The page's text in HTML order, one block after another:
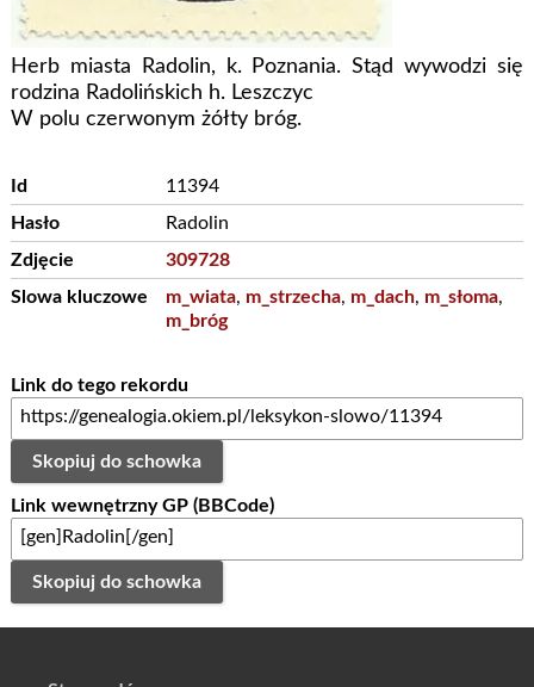
Herb miasta Radolin, k. Poznania. Stąd wywodzi się
rodzina Radolińskich h. Leszczyc
W polu czerwonym żółty bróg.
Id
11394
Hasło
Radolin
Zdjęcie
309728
Slowa kluczowe
m_wiata, m_strzecha, m_dach, m_słoma,
m_bróg
Link do tego rekordu
Skopiuj do schowka
Link wewnętrzny GP (BBCode)
Skopiuj do schowka